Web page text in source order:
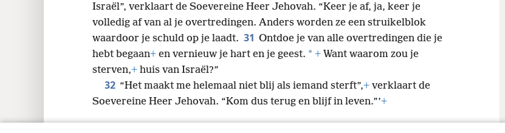
Israël”, verklaart de Soevereine Heer Jehovah. “Keer je af, ja, keer je
volledig af van al je overtredingen. Anders worden ze een struikelblok
waardoor je schuld op je laadt. 31 Ontdoe je van alle overtredingen die je
hebt begaan+ en vernieuw je hart en je geest. * + Want waarom zou je
sterven,+ huis van Israël?”
32 “Het maakt me helemaal niet blij als iemand sterft”,+ verklaart de
Soevereine Heer Jehovah. “Kom dus terug en blijf in leven.”’+